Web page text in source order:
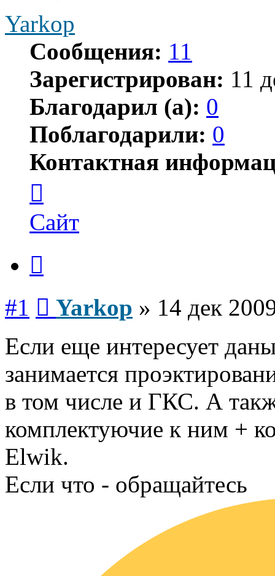
Yarkop
Сообщения: 11
Зарегистрирован: 11
Благодарил (а): 0
Поблагодарили: 0
Контактная
пользователя
Yarkop
Сайт
#1 Yarkop » 14 дек
Если еще интересует
занимается
в том числе и ГКС. А
комплектуючие к ним +
Elwik.
Если что - обращайтесь